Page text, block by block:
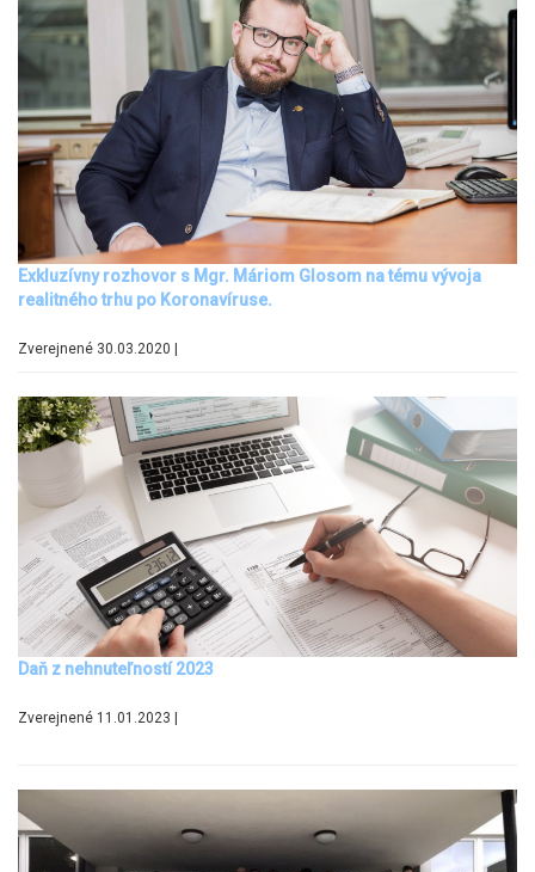
Exkluzívny rozhovor s Mgr. Máriom Glosom na tému vývoja
realitného trhu po Koronavíruse.
Zverejnené 30.03.2020 |
Daň z nehnuteľností 2023
Zverejnené 11.01.2023 |